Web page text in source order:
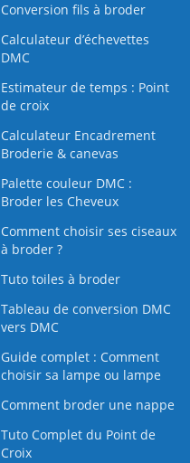
Conversion fils à broder
Calculateur d’échevettes
DMC
Estimateur de temps : Point
de croix
Calculateur Encadrement
Broderie & canevas
Palette couleur DMC :
Broder les Cheveux
Comment choisir ses ciseaux
à broder ?
Tuto toiles à broder
Tableau de conversion DMC
vers DMC
Guide complet : Comment
choisir sa lampe ou lampe
Comment broder une nappe
Tuto Complet du Point de
Croix